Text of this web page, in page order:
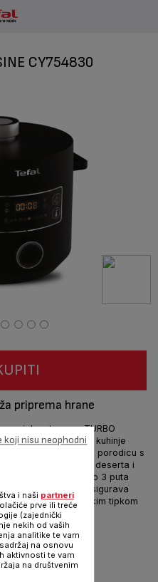
CY754830
priprema hrane
jela u trenu: s TURBO
ukusne domaće kuhinje
korisna jela za cijelu porodicu s
od početnika do deserta i
rezultate do 3 puta
posude osigurava
jednom upravljačkim tipkom
Šalji
i naši partneri
prve ili treće
(zajednički
nekih od vaših
analitike te vam
na osnovu
aktivnosti te vam
na društvenim
koji nisu neophodni